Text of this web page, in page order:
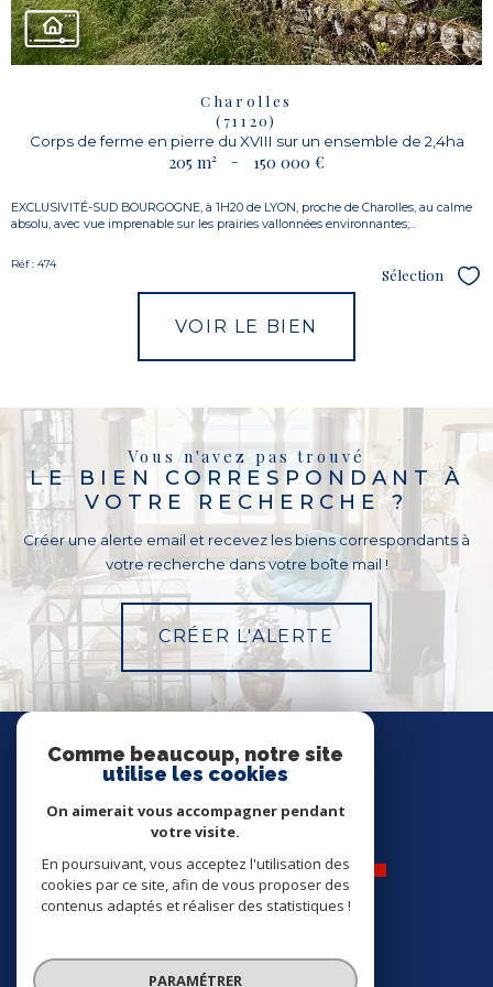
Charolles
(71120)
Corps de ferme en pierre du XVIII sur un ensemble de 2,4ha
205 m² - 150 000 €
EXCLUSIVITÉ-SUD BOURGOGNE, à 1H20 de LYON, proche de Charolles, au calme
absolu, avec vue imprenable sur les prairies vallonnées environnantes;...
Réf : 474
Sélection
VOIR LE BIEN
Vous n'avez pas trouvé
LE BIEN CORRESPONDANT À
VOTRE RECHERCHE ?
Créer une alerte email et recevez les biens correspondants à
votre recherche dans votre boîte mail !
CRÉER L'ALERTE
SUIVRE
Nos
Comme beaucoup, notre site
utilise les cookies
On aimerait vous accompagner pendant
votre visite.
En poursuivant, vous acceptez l'utilisation des
cookies par ce site, afin de vous proposer des
contenus adaptés et réaliser des statistiques !
PARAMÉTRER